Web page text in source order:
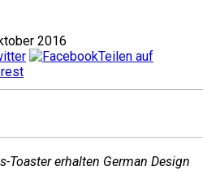
2016
Teilen auf
Toaster erhalten German Design